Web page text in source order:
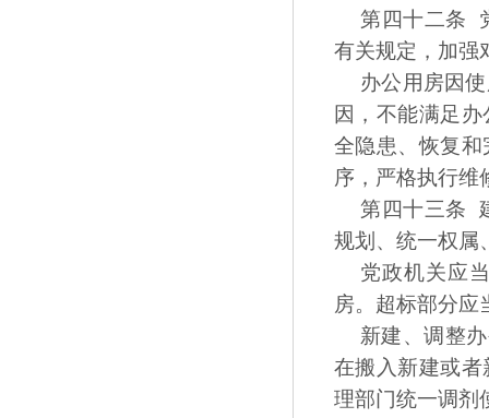
第四十二条
有关规定，加强
办公用房因
因，不能满足
全隐患、恢复
序，严格执行维
第四十三条
规划、统一权属
党政机关应
房。超标部分应
新建、调整
在搬入新建或
理部门统一调剂